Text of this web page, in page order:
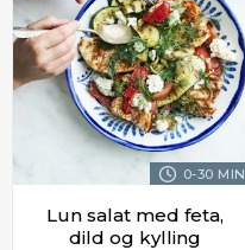
0-30 MIN.
Lun salat med feta,
dild og kylling